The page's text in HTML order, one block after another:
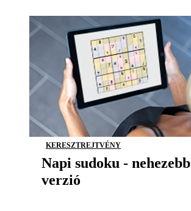
KERESZTREJTVÉNY
Napi sudoku - nehezebb
verzió